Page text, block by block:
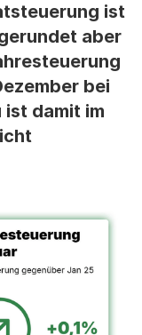
ist
aber
bei
ist damit im